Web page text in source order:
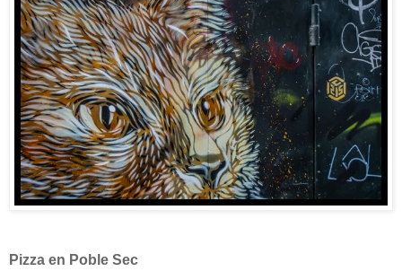
Pizza en Poble Sec